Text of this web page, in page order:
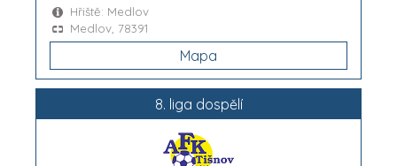
Hřiště: Medlov
Medlov, 78391
Mapa
8. liga dospělí